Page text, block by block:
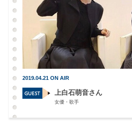
2019.04.21 ON AIR
上白石萌音さん
女優・歌手